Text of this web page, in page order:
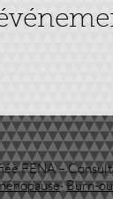
FENA –
·Burn-